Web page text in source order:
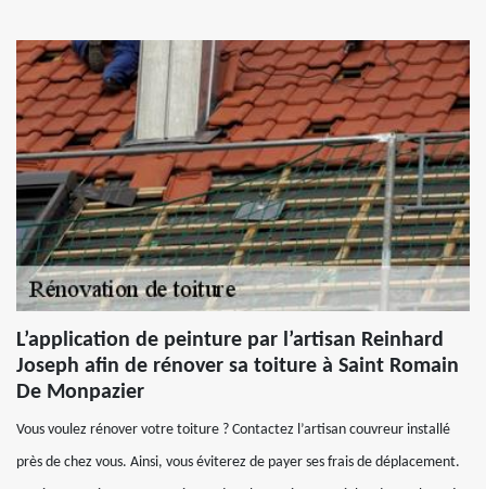
L’application de peinture par l’artisan Reinhard
Joseph afin de rénover sa toiture à Saint Romain
De Monpazier
Vous voulez rénover votre toiture ? Contactez l’artisan couvreur installé
près de chez vous. Ainsi, vous éviterez de payer ses frais de déplacement.